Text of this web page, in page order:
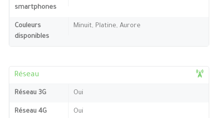
smartphones
Couleurs
disponibles
Minuit, Platine, Aurore
Réseau
Réseau 3G Oui
Réseau 4G Oui